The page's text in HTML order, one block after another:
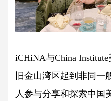
iCHiNA与China
旧金山湾区起到非同一
人参与分享和探索中国